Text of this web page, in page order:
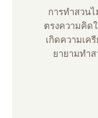
การทําสวน
ตรงความคิด
เกิดความเค
ยายามทําส
ความจริง
ต้องซื้อจ